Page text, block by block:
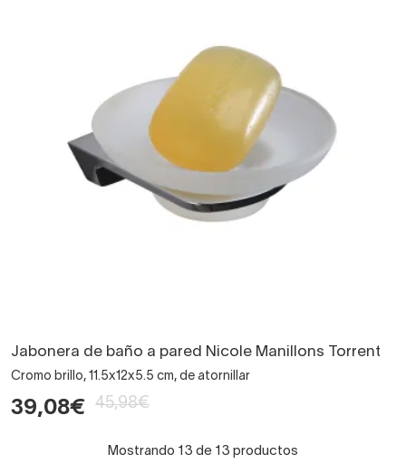
Jabonera de baño a pared Nicole Manillons Torrent
Cromo brillo, 11.5x12x5.5 cm, de atornillar
39,08€ 45,98€
Mostrando 13 de 13 productos